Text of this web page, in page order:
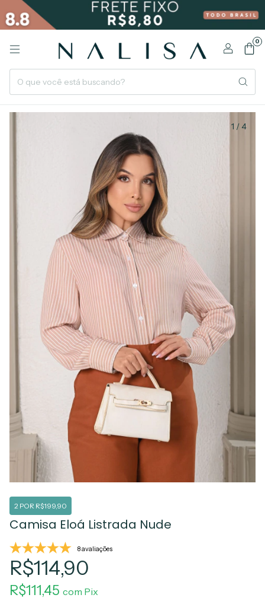
0
1 / 4
2 POR R$199,90
Camisa Eloá Listrada Nude
8 avaliações
R$114,90
R$111,45 com Pix